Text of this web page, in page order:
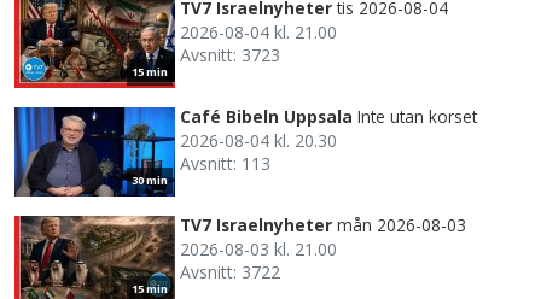
15 min
TV7 Israelnyheter tis 2026-08-04
2026-08-04 kl. 21.00
Avsnitt: 3723
30 min
Café Bibeln Uppsala Inte utan korset
2026-08-04 kl. 20.30
Avsnitt: 113
15 min
TV7 Israelnyheter mån 2026-08-03
2026-08-03 kl. 21.00
Avsnitt: 3722